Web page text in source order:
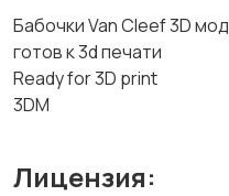
Бабочки Van Cleef 3D
готов к 3d печати
Ready for 3D print
3DM
Лицензия: